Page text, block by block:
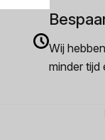
Wij
minder tijd